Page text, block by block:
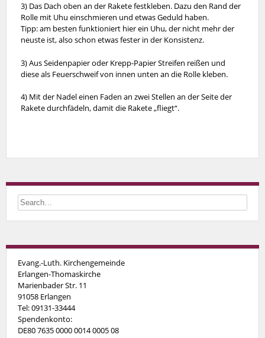
3) Das Dach oben an der Rakete festkleben. Dazu den Rand der
Rolle mit Uhu einschmieren und etwas Geduld haben.
Tipp: am besten funktioniert hier ein Uhu, der nicht mehr der
neuste ist, also schon etwas fester in der Konsistenz.
3) Aus Seidenpapier oder Krepp-Papier Streifen reißen und
diese als Feuerschweif von innen unten an die Rolle kleben.
4) Mit der Nadel einen Faden an zwei Stellen an der Seite der
Rakete durchfädeln, damit die Rakete „fliegt“.
Evang.-Luth. Kirchengemeinde
Erlangen-Thomaskirche
Marienbader Str. 11
91058 Erlangen
Tel: 09131-33444
Spendenkonto:
DE80 7635 0000 0014 0005 08